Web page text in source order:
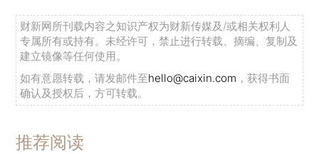
财新网所刊载内容之知识产权为财新传媒及/或相关权利人
专属所有或持有。未经许可，禁止进行转载、摘编、复制及
建立镜像等任何使用。
如有意愿转载，请发邮件至hello@caixin.com ，获得书面
确认及授权后，方可转载。
推荐阅读